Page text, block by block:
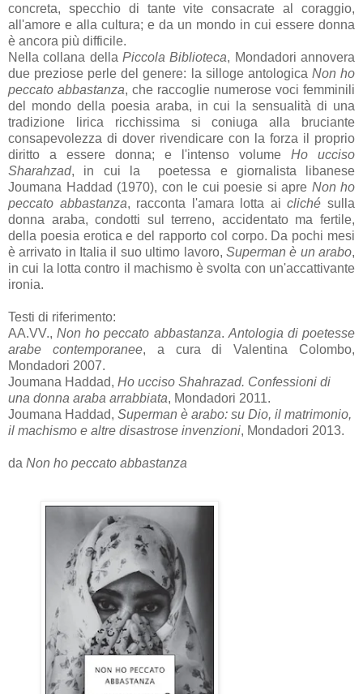
concreta, specchio di tante vite consacrate al coraggio,
all'amore e alla cultura; e da un mondo in cui essere donna
è ancora più difficile.
Nella collana della Piccola Biblioteca, Mondadori annovera
due preziose perle del genere: la silloge antologica Non ho
peccato abbastanza, che raccoglie numerose voci femminili
del mondo della poesia araba, in cui la sensualità di una
tradizione lirica ricchissima si coniuga alla bruciante
consapevolezza di dover rivendicare con la forza il proprio
diritto a essere donna; e l'intenso volume Ho ucciso
Sharahzad, in cui la poetessa e giornalista libanese
Joumana Haddad (1970), con le cui poesie si apre Non ho
peccato abbastanza, racconta l'amara lotta aicliché sulla
donna araba, condotti sul terreno, accidentato ma fertile,
della poesia erotica e del rapporto col corpo. Da pochi mesi
è arrivato in Italia il suo ultimo lavoro, Superman è un arabo,
in cui la lotta contro il machismo è svolta con un'accattivante
ironia.
Testi di riferimento:
AA.VV.,Non ho peccato abbastanza. Antologia di poetesse
arabe contemporanee, a cura di Valentina Colombo,
Mondadori 2007.
Joumana Haddad, Ho ucciso Shahrazad. Confessioni di
una donna araba arrabbiata, Mondadori 2011.
Joumana Haddad, Superman è arabo: su Dio, il matrimonio,
il machismo e altre disastrose invenzioni, Mondadori 2013.
da Non ho peccato abbastanza